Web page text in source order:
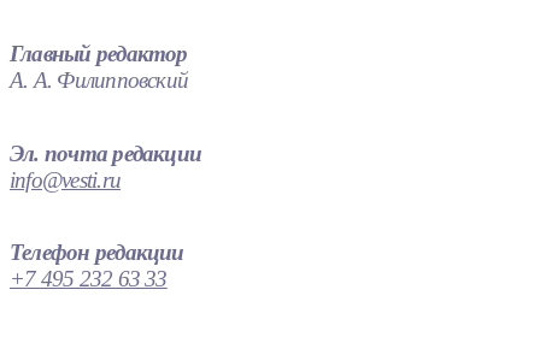
Главный редактор
А. А. Филипповский
Эл. почта редакции
info@vesti.ru
Телефон редакции
+7 495 232 63 33